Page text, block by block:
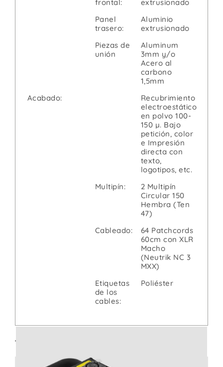
frontal:
extrusionado
Panel
trasero:
Aluminio
extrusionado
Piezas de
unión
Aluminum
3mm y/o
Acero al
carbono
1,5mm
Acabado:
Recubrimiento
electroestático
en polvo 100-
150 µ. Bajo
petición, color
e Impresión
directa con
texto,
logotipos, etc.
Multipín:
2 Multipín
Circular 150
Hembra (Ten
47)
Cableado:
64 Patchcords
60cm con XLR
Macho
(Neutrik NC 3
MXX)
Etiquetas
de los
cables:
Poliéster
También te recomendamos: